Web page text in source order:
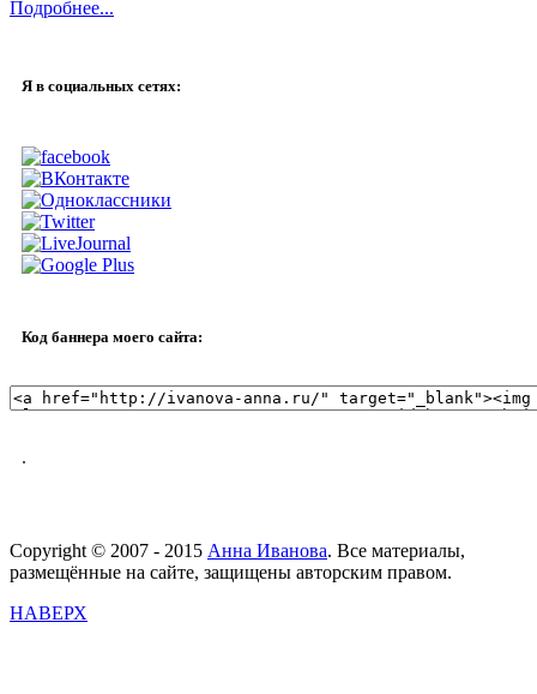
Подробнее...
Я в социальных сетях:
Код баннера моего сайта:
.
Copyright © 2007 - 2015 Анна Иванова. Все материалы,
размещённые на сайте, защищены авторским правом.
НАВЕРХ